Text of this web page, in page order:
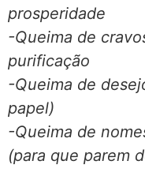
prosperidade
-Queima de
purificação
-Queima de
papel)
-Queima de
(para que parem